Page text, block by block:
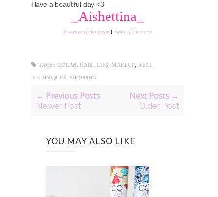
Have a beautiful day <3
_Aishettina_
Instagram | Bloglovin |Twitter | Pinterest
TAGS : COLAB, HAIR, LIPS, MAKEUP, REAL
TECHNIQUES, SHOPPING
← Previous Posts
Newer Post
Next Posts →
Older Post
YOU MAY ALSO LIKE